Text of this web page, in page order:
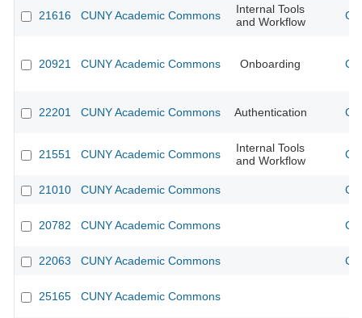
21616 CUNY Academic Commons
Internal Tools
and Workflow
20921 CUNY Academic Commons Onboarding
22201 CUNY Academic Commons Authentication
21551 CUNY Academic Commons
Internal Tools
and Workflow
21010 CUNY Academic Commons
20782 CUNY Academic Commons
22063 CUNY Academic Commons
25165 CUNY Academic Commons